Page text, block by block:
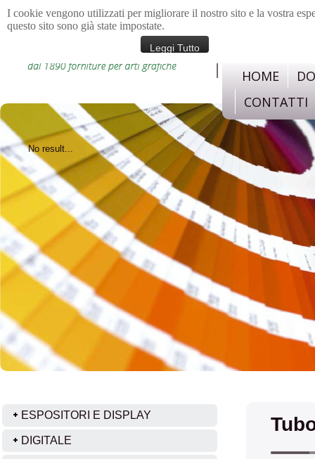
I cookie vengono utilizzati per migliorare il nostro sito e la vostra
questo sito sono già state impostate.
Leggi Tutto
HOME
CONTATTI
No result...
ESPOSITORI E DISPLAY
DIGITALE